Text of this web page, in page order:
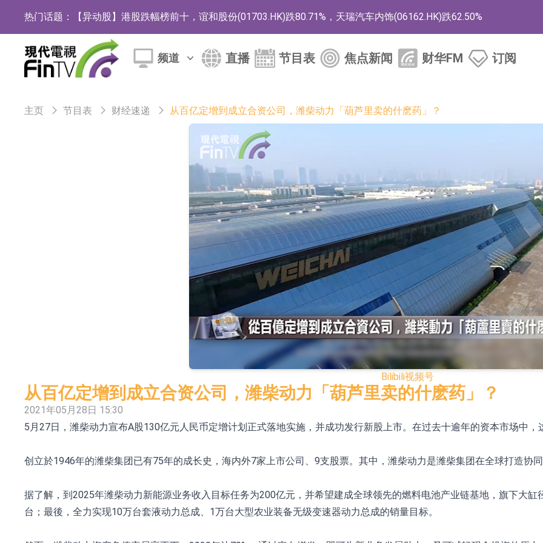
热门话题： 【异动股】港股跌幅榜前十，谊和股份(01703.HK)跌80.71%，天瑞汽车内饰(06162.HK)跌62.50%
【异动股】港股涨幅榜前十，辰兴发展(02286.HK)涨+263.21%，德合集团(00368.HK)涨+163.89%
格林美：目前公司印尼青美邦园区的镍资源项目稳定运行
格林美：正在积极推进MLCC用纳米级镍粉的技术研发与产业化准备工作
宝明科技：HVLP4/5铜箔主要技术指标已完成厂内验证 正布局向下游客户送样
ST豆神：成立全资公司北京豆神智算及香港豆神智算 正积极开拓相关业务
卓悦控股(00653.HK)跌44% 建议股份30合1 与云累大吉启动战略合作
【异动股】保健品板块下挫，ST交昂(600530.CN)跌10.02%
【异动股】半导体设备板块拉升，中微公司(688012.CN)涨14.22%
【异动股】港股跌幅榜前十，谊和股份(01703.HK)跌80.95%，天瑞汽车内饰(06162.HK)跌52.25%
【异动股】港股涨幅榜前十，辰兴发展(02286.HK)涨+282.08%，德合集团(00368.HK)涨+120.83%
【异动股】特色药板块下挫，同仁堂(600085.CN)跌2.83%
【异动股】国有大型银行Ⅲ板块下挫，农业银行(601288.CN)跌2.27%
【异动股】钨板块拉升，中钨高新(000657.CN)涨10.0%
【异动股】国有大型银行Ⅲ板块下挫，农业银行(601288.CN)跌1.97%
COMMUNE幻师在香港开设旗舰店 拓展海外市场
频道 直播 节目表 焦点新闻 财华FM 订阅
主页 节目表 财经速递 从百亿定增到成立合资公司，潍柴动力「葫芦里卖的什麽药」？
Bilibili视频号
从百亿定增到成立合资公司，潍柴动力「葫芦里卖的什麽药」？
2021年05月28日 15:30
5月27日，潍柴动力宣布A股130亿元人民币定增计划正式落地实施，并成功发行新股上市。在过去十逾年的资本市场中
创立於1946年的潍柴集团已有75年的成长史，海内外7家上市公司、9支股票。其中，潍柴动力是潍柴集团在全球打造协
据了解，到2025年潍柴动力新能源业务收入目标任务为200亿元，并希望建成全球领先的燃料电池产业链基地，旗下大
台；最後，全力实现10万台套液动力总成、1万台大型农业装备无级变速器动力总成的销量目标。